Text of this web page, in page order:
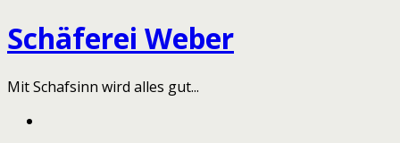
Schäferei Weber
Mit Schafsinn wird alles gut...